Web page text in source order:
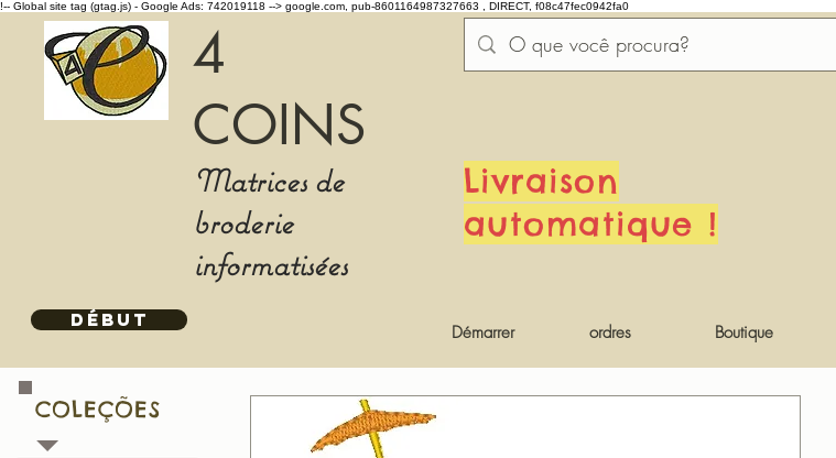
!-- Global site tag (gtag.js) - Google Ads: 742019118 --> google.com, pub-8601164987327663 , DIRECT, f08c47fec0942fa0
4
COINS
Matrices de
broderie
informatisées
Livraison
automatique !
DÉBUT
Démarrer ordres Boutique
COLEÇÕES